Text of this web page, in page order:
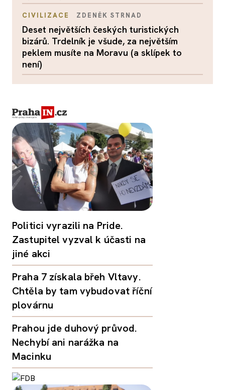
CIVILIZACE ZDENĚK STRNAD
Deset největších českých turistických
bizárů. Trdelník je všude, za největším
peklem musíte na Moravu (a sklípek to
není)
Politici vyrazili na Pride.
Zastupitel vyzval k účasti na
jiné akci
Praha 7 získala břeh Vltavy.
Chtěla by tam vybudovat říční
plovárnu
Prahou jde duhový průvod.
Nechybí ani narážka na
Macinku